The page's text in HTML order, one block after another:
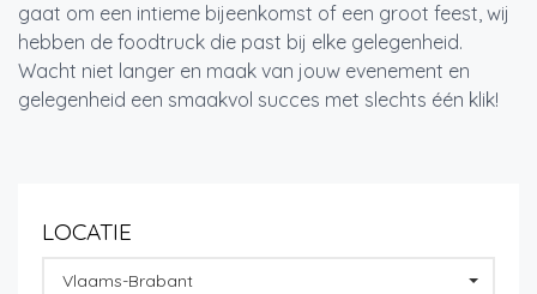
gaat om een intieme bijeenkomst of een groot feest, wij
hebben de foodtruck die past bij elke gelegenheid.
Wacht niet langer en maak van jouw evenement en
gelegenheid een smaakvol succes met slechts één klik!
LOCATIE
Vlaams-Brabant